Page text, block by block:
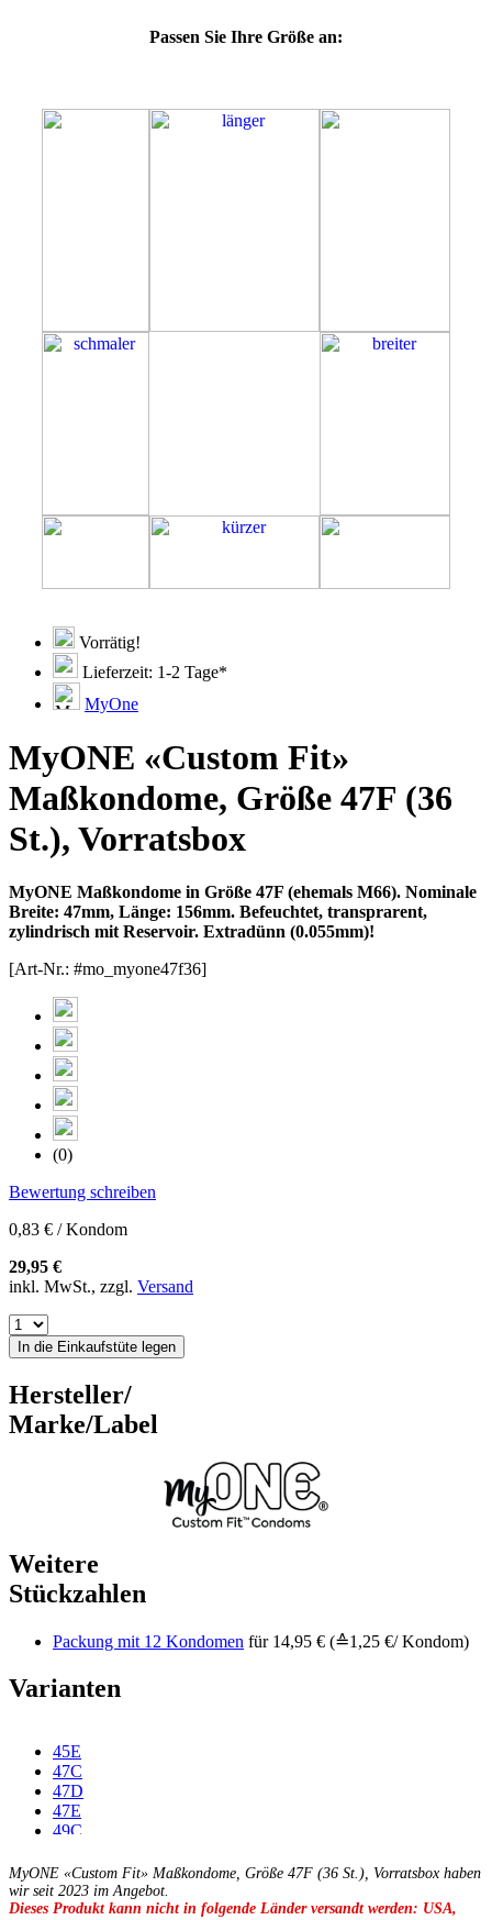
Passen Sie Ihre Größe an:
Vorrätig!
Lieferzeit: 1-2 Tage*
MyOne
MyONE «Custom Fit»
Maßkondome, Größe 47F (36
St.), Vorratsbox
MyONE Maßkondome in Größe 47F (ehemals M66). Nominale
Breite: 47mm, Länge: 156mm. Befeuchtet, transprarent,
zylindrisch mit Reservoir. Extradünn (0.055mm)!
[Art-Nr.: #mo_myone47f36]
(0)
Bewertung schreiben
0,83 € / Kondom
29,95 €
inkl. MwSt., zzgl. Versand
In die Einkaufstüte legen
Hersteller/
Marke/Label
Weitere
Stückzahlen
Packung mit 12 Kondomen für 14,95 € (≙1,25 €/ Kondom)
Varianten
45E
47C
47D
47E
49C
49E
49F
49G
MyONE «Custom Fit» Maßkondome, Größe 47F (36 St.), Vorratsbox haben
wir seit 2023 im Angebot.
Dieses Produkt kann nicht in folgende Länder versandt werden: USA,